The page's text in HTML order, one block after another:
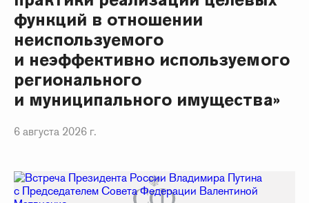
функций в отношении
неиспользуемого
и неэффективно используемого
регионального
и муниципального имущества»
6 августа 2026 г.